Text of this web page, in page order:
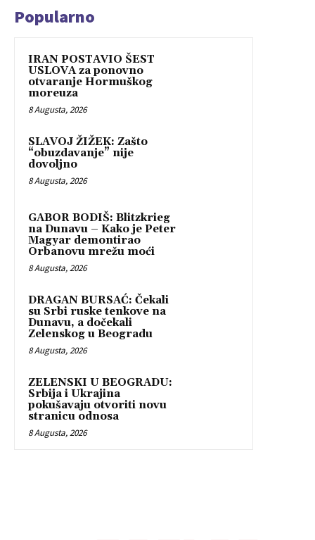
Popularno
IRAN POSTAVIO ŠEST
USLOVA za ponovno
otvaranje Hormuškog
moreuza
8 Augusta, 2026
SLAVOJ ŽIŽEK: Zašto
“obuzdavanje” nije
dovoljno
8 Augusta, 2026
GABOR BODIŠ: Blitzkrieg
na Dunavu – Kako je Peter
Magyar demontirao
Orbanovu mrežu moći
8 Augusta, 2026
DRAGAN BURSAĆ: Čekali
su Srbi ruske tenkove na
Dunavu, a dočekali
Zelenskog u Beogradu
8 Augusta, 2026
ZELENSKI U BEOGRADU:
Srbija i Ukrajina
pokušavaju otvoriti novu
stranicu odnosa
8 Augusta, 2026